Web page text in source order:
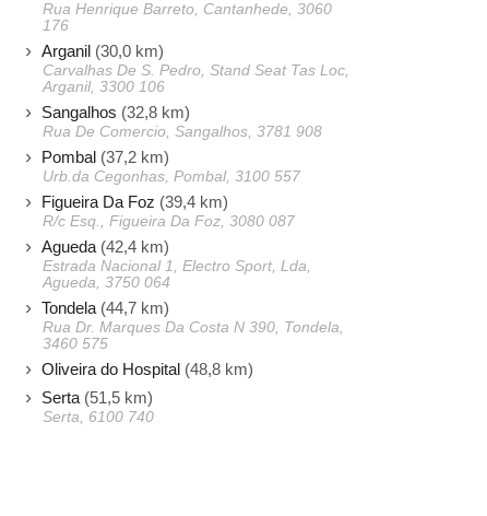
Rua Henrique Barreto, Cantanhede, 3060
176
Arganil (30,0 km)
Carvalhas De S. Pedro, Stand Seat Tas Loc,
Arganil, 3300 106
Sangalhos (32,8 km)
Rua De Comercio, Sangalhos, 3781 908
Pombal (37,2 km)
Urb.da Cegonhas, Pombal, 3100 557
Figueira Da Foz (39,4 km)
R/c Esq., Figueira Da Foz, 3080 087
Agueda (42,4 km)
Estrada Nacional 1, Electro Sport, Lda,
Agueda, 3750 064
Tondela (44,7 km)
Rua Dr. Marques Da Costa N 390, Tondela,
3460 575
Oliveira do Hospital (48,8 km)
Serta (51,5 km)
Serta, 6100 740